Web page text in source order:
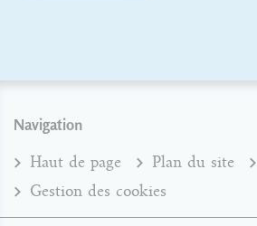
Navigation
Haut de page Plan du site
Gestion des cookies